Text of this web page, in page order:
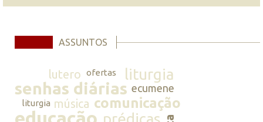
ASSUNTOS
lutero ofertas liturgia
senhas diárias ecumene
liturgia música comunicação